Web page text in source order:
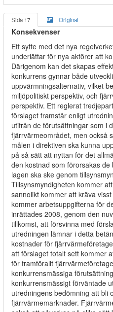
Sida 17 Original
Konsekvenser
Ett syfte med det nya
underlättar för nya aktörer att
Därigenom kan det skapas
konkurrens gynnar både
uppvärmningsalternativ, vilket
miljöpolitiskt perspektiv, och
perspektiv. Ett reglerat
förslaget framstår enligt
utifrån de förutsättningar som i
fjärrvärmeområdet, men också
målen i direktiven ska kunna
på så sätt att nyttan för det
den kostnad som förorsakas
lagen ska ske genom
Tillsynsmyndigheten kommer
sannolikt kommer att kräva
kommer arbetsuppgifterna för
inrättades 2008, genom den
tillkomst, att försvinna med
utredningen lämnar i detta
kostnader för
att förslaget totalt sett kommer
för framförallt
konkurrensmässiga
konkurrensmässigt förväntade
utredningens bedömning att bli
fjärrvärmemarknader.